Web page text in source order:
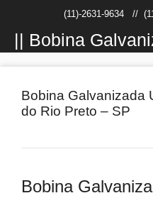
conteúdo
(11)-2631-9634//
|| Bobina
Bobina Galvanizada
do Rio Preto – SP
Bobina